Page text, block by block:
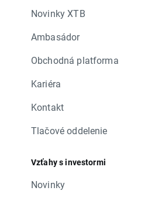
Novinky XTB
Ambasádor
Obchodná platforma
Kariéra
Kontakt
Tlačové oddelenie
Vzťahy s investormi
Novinky